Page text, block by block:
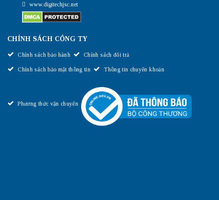
www.digitechjsc.net
CHÍNH SÁCH CÔNG TY
Chính sách bảo hành Chính sách đổi trả
Chính sách bảo mật thông tin Thông tin chuyển khoản
Phương thức vận chuyển